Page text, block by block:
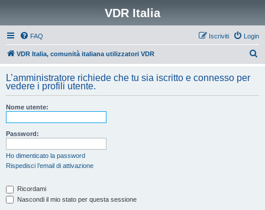
VDR Italia
FAQ Login
Iscriviti
VDR Italia, comunità italiana utilizzatori VDR
c
L’amministratore richiede che tu sia iscritto e connesso per
vedere i profili utente.
Nome utente:
Password:
Ho dimenticato la password
Rispedisci l’email di attivazione
Ricordami
Nascondi il mio stato per questa sessione